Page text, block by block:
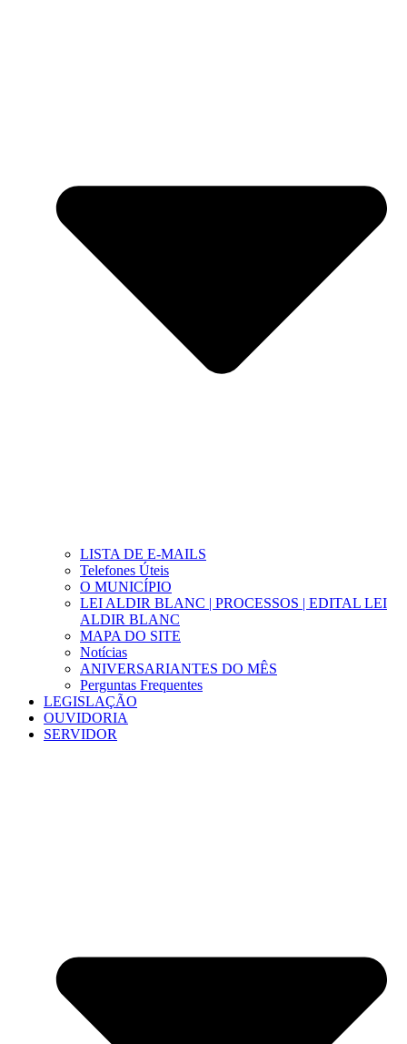
LISTA DE E-MAILS
Telefones Úteis
O MUNICÍPIO
LEI ALDIR BLANC | PROCESSOS | EDITAL LEI
ALDIR BLANC
MAPA DO SITE
Notícias
ANIVERSARIANTES DO MÊS
Perguntas Frequentes
LEGISLAÇÃO
OUVIDORIA
SERVIDOR